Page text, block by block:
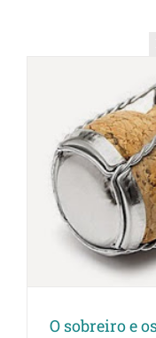
O sobreiro e